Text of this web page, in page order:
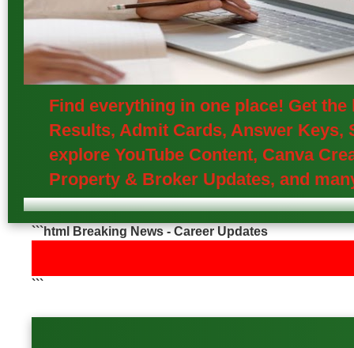
Find everything in one place! Get
Results, Admit Cards, Answer
explore YouTube Content, Canva
Property & Broker Updates, and
```html Breaking News - Career Updates
```